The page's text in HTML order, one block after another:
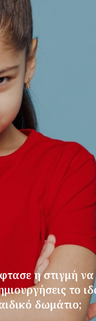
η στιγμή να
το
δωμάτιο;